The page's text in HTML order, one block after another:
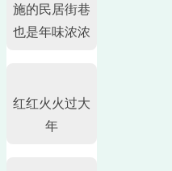
施的民居街巷
也是年味浓浓
红红火火过大
年